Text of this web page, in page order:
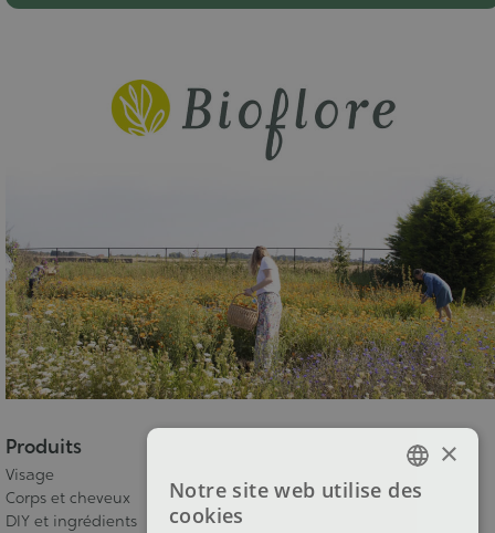
Produits
Visage
Corps et cheveux
DIY et ingrédients
FRENCH
×
Notre site web utilise des
cookies